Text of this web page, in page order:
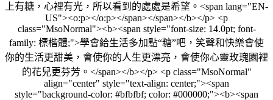
上有糖，心裡有光，所以看到的處處是希望。<span lang="EN-
US"><o:p></o:p></span></span></b></p> <p
class="MsoNormal"><b><span style="font-size: 14.0pt; font-
family: 標楷體;">學會給生活多加點“糖”吧，笑聲和快樂會使
你的生活更甜美，會使你的人生更漂亮，會使你心靈玫瑰園裡
的花兒更芬芳。</span></b></p> <p class="MsoNormal"
align="center" style="text-align: center;"><span
style="background-color: #bfbfbf; color: #000000;"><b><span